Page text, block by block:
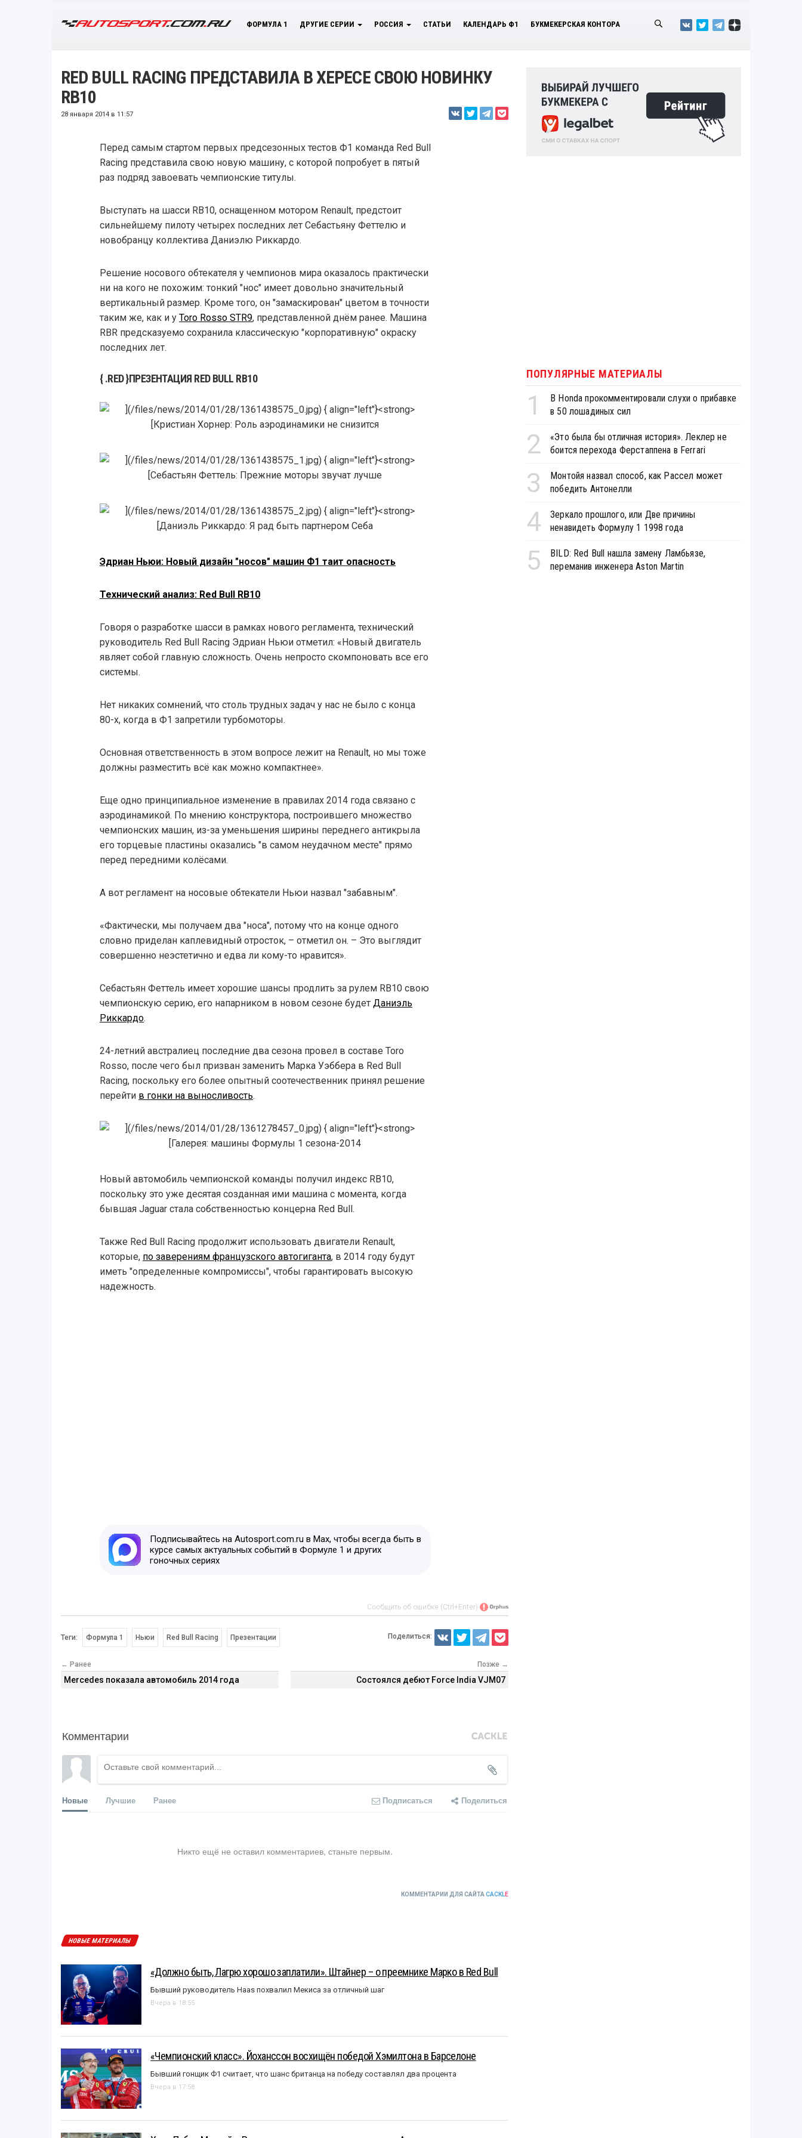
ФОРМУЛА 1 ДРУГИЕ СЕРИИ РОССИЯ СТАТЬИ КАЛЕНДАРЬ Ф1 БУКМЕКЕРСКАЯ КОНТОРА
RED BULL RACING ПРЕДСТАВИЛА В ХЕРЕСЕ СВОЮ НОВИНКУ
RB10
28 января 2014 в 11:57
Перед самым стартом первых предсезонных тестов Ф1 команда Red Bull
Racing представила свою новую машину, с которой попробует в пятый
раз подряд завоевать чемпионские титулы.
Выступать на шасси RB10, оснащенном мотором Renault, предстоит
сильнейшему пилоту четырех последних лет Себастьяну Феттелю и
новобранцу коллектива Даниэлю Риккардо.
Решение носового обтекателя у чемпионов мира оказалось практически
ни на кого не похожим: тонкий "нос" имеет довольно значительный
вертикальный размер. Кроме того, он "замаскирован" цветом в точности
таким же, как и у Toro Rosso STR9, представленной днём ранее. Машина
RBR предсказуемо сохранила классическую "корпоративную" окраску
последних лет.
{ .RED }ПРЕЗЕНТАЦИЯ RED BULL RB10
Эдриан Ньюи: Новый дизайн "носов" машин Ф1 таит опасность
Технический анализ: Red Bull RB10
Говоря о разработке шасси в рамках нового регламента, технический
руководитель Red Bull Racing Эдриан Ньюи отметил: «Новый двигатель
являет собой главную сложность. Очень непросто скомпоновать все его
системы.
Нет никаких сомнений, что столь трудных задач у нас не было с конца
80-х, когда в Ф1 запретили турбомоторы.
Основная ответственность в этом вопросе лежит на Renault, но мы тоже
должны разместить всё как можно компактнее».
Еще одно принципиальное изменение в правилах 2014 года связано с
аэродинамикой. По мнению конструктора, построившего множество
чемпионских машин, из-за уменьшения ширины переднего антикрыла
его торцевые пластины оказались "в самом неудачном месте" прямо
перед передними колёсами.
А вот регламент на носовые обтекатели Ньюи назвал "забавным".
«Фактически, мы получаем два "носа", потому что на конце одного
словно приделан каплевидный отросток, – отметил он. – Это выглядит
совершенно неэстетично и едва ли кому-то нравится».
Себастьян Феттель имеет хорошие шансы продлить за рулем RB10 свою
чемпионскую серию, его напарником в новом сезоне будет Даниэль
Риккардо.
24-летний австралиец последние два сезона провел в составе Toro
Rosso, после чего был призван заменить Марка Уэббера в Red Bull
Racing, поскольку его более опытный соотечественник принял решение
перейти в гонки на выносливость.
Новый автомобиль чемпионской команды получил индекс RB10,
поскольку это уже десятая созданная ими машина с момента, когда
бывшая Jaguar стала собственностью концерна Red Bull.
Также Red Bull Racing продолжит использовать двигатели Renault,
которые, по заверениям французского автогиганта, в 2014 году будут
иметь "определенные компромиссы", чтобы гарантировать высокую
надежность.
Подписывайтесь на Autosport.com.ru в Max, чтобы всегда быть в
курсе самых актуальных событий в Формуле 1 и других
гоночных сериях
Сообщить об ошибке (Ctrl+Enter)
Теги: Формула 1 Ньюи Red Bull Racing Презентации Поделиться:
← Ранее
Mercedes показала автомобиль 2014 года
Позже →
Состоялся дебют Force India VJM07
Комментарии
Новые Лучшие Ранее Подписаться Поделиться
Никто ещё не оставил комментариев, станьте первым.
КОММЕНТАРИИ ДЛЯ САЙТА CACKLE
НОВЫЕ МАТЕРИАЛЫ
«Должно быть, Лагрю хорошо заплатили». Штайнер – о преемнике Марко в Red Bull
Бывший руководитель Haas похвалил Мекиса за отличный шаг
Вчера в 18:55
«Чемпионский класс». Йоханссон восхищён победой Хэмилтона в Барселоне
Бывший гонщик Ф1 считает, что шанс британца на победу составлял два процента
Вчера в 17:58
ПОПУЛЯРНЫЕ МАТЕРИАЛЫ
1
В Honda прокомментировали слухи о прибавке
в 50 лошадиных сил
2
«Это была бы отличная история». Леклер не
боится перехода Ферстаппена в Ferrari
3
Монтойя назвал способ, как Рассел может
победить Антонелли
4
Зеркало прошлого, или Две причины
ненавидеть Формулу 1 1998 года
5
BILD: Red Bull нашла замену Ламбьязе,
переманив инженера Aston Martin